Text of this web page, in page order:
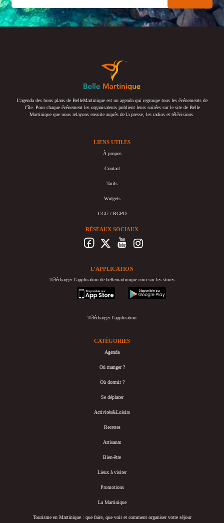
L’agenda des bons plans de BelleMartinique est un agenda qui regroupe tous les événements de
l’île. Pour chaque événement les organisateurs publient leurs soirées sur le site de Belle
Martinique que nous relayons ensuite auprès de la presse, les radios et télévisions.
LIENS UTILES
À propos
Contact
Tarifs
Widgets
CGU / RGPD
RÉSEAUX SOCIAUX
L’APPLICATION
Télécharger l’application de bellemartinique.com sur les stores
appstore
googleplay
Télécharger l’application
CATÉGORIES
Agenda
Où manger ?
Où dormir ?
Se déplacer
Activités&Loisirs
Recettes
Artisanat
Bien-être
Lieux à visiter
Promotions
La Martinique
Tourisme en Martinique : que faire, que voir et comment organiser votre séjour